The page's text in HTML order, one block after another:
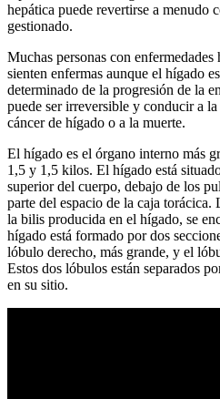
hepática puede revertirse a menudo
gestionado.
Muchas personas con enfermedades
sienten enfermas aunque el hígado
determinado de la progresión de la
puede ser irreversible y conducir a
cáncer de hígado o a la muerte.
El hígado es el órgano interno más
1,5 y 1,5 kilos. El hígado está
superior del cuerpo, debajo de los
parte del espacio de la caja torácica.
la bilis producida en el hígado, se
hígado está formado por dos
lóbulo derecho, más grande, y el
Estos dos lóbulos están separados
en su sitio.